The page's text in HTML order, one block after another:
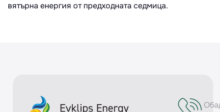
вятърна енергия от предходната седмица.